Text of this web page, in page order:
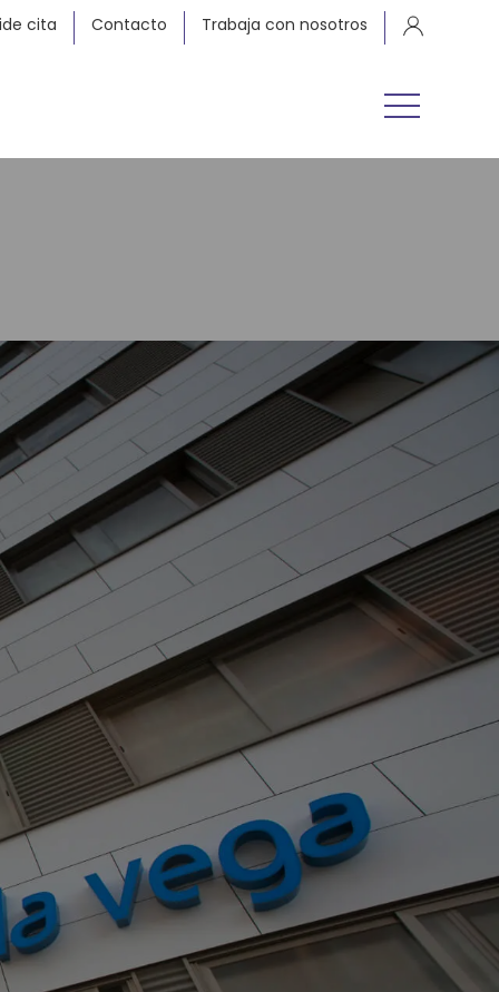
cita Contacto Trabaja con nosotros